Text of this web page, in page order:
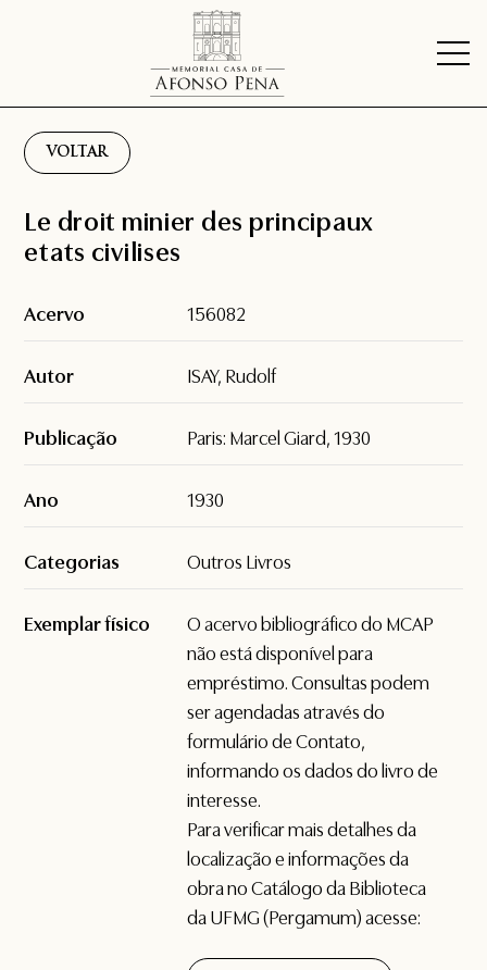
VOLTAR
Le droit minier des principaux
etats civilises
Acervo 156082
Autor ISAY, Rudolf
Publicação Paris: Marcel Giard, 1930
Ano 1930
Categorias Outros Livros
Exemplar físico
O acervo bibliográfico do MCAP
não está disponível para
empréstimo. Consultas podem
ser agendadas através do
formulário deContato,
informando os dados do livro de
interesse.
Para verificar mais detalhes da
localização e informações da
obra no Catálogo da Biblioteca
da UFMG (Pergamum) acesse: